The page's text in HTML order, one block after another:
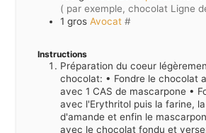
( par exemple, chocolat Ligne
1 gros Avocat #
Instructions
Préparation du coeur
chocolat: • Fondre le chocolat
avec 1 CAS de mascarpone •
avec l'Erythritol puis la farine,
d'amande et enfin le
avec le chocolat fondu et